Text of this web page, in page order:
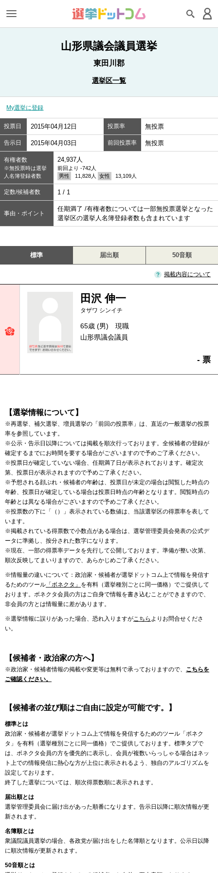
山形県議会議員選挙
東田川郡
選挙区一覧
My選挙に登録
投票日 2015年04月12日 投票率 無投票
告示日 2015年04月03日 前回投票率 無投票
有権者数
※無投票時は選挙
人名簿登録者数
24,937人
前回より -742人
男性
11,828人 女性 13,109人
定数/候補者数 1 / 1
事由・ポイント
任期満了 /有権者数については一部無投票選挙となった
選挙区の選挙人名簿登録者数も含まれています
標準 届出順 50音順
掲載内容について
田沢 伸一
タザワ シンイチ
65歳 (男)
現職
山形県議会議員
- 票
【選挙情報について】
※再選挙、補欠選挙、増員選挙の「前回の投票率」は、直近の一般選挙の投票
率を参照しています。
※公示・告示日以降については掲載を順次行っております。全候補者の登録が
確定するまでにお時間を要する場合がございますので予めご了承ください。
※投票日が確定していない場合、任期満了日が表示されております。確定次
第、投票日が表示されますので予めご了承ください。
※予想される顔ぶれ・候補者の年齢は、投票日が未定の場合は閲覧した時点の
年齢、投票日が確定している場合は投票日時点の年齢となります。閲覧時点の
年齢とは異なる場合がございますので予めご了承ください。
※投票数の下に「（）」表示されている数値は、当該選挙区の得票率を表して
います。
※掲載されている得票数で小数点がある場合は、選挙管理委員会発表の公式デ
ータに準拠し、按分された数字になります。
※現在、一部の得票率データを先行して公開しております。準備が整い次第、
順次反映してまいりますので、あらかじめご了承ください。
※情報量の違いについて：政治家・候補者が選挙ドットコム上で情報を発信す
るためのツール 「ボネクタ」 を有料（選挙種別ごとに同一価格）でご提供して
おります。ボネクタ会員の方はご自身で情報を書き込むことができますので、
非会員の方とは情報量に差があります。
※選挙情報に誤りがあった場合、恐れ入りますがこちら よりお問合せくださ
い。
【候補者・政治家の方へ】
※政治家・候補者情報の掲載や変更等は無料で承っておりますので、 こちらを
ご確認ください。
【候補者の並び順はご自由に設定が可能です。】
標準とは
政治家・候補者が選挙ドットコム上で情報を発信するためのツール「ボネク
タ」を有料（選挙種別ごとに同一価格）でご提供しております。標準タブで
は、ボネクタ会員の方を優先的に表示し、会員が複数いらっしゃる場合はネッ
ト上での情報発信に熱心な方が上位に表示されるよう、独自のアルゴリズムを
設定しております。
終了した選挙については、順次得票数順に表示されます。
届出順とは
選挙管理委員会に届け出があった順番になります。告示日以降に順次情報が更
新されます。
名簿順とは
衆議院議員選挙の場合、各政党が届け出をした名簿順となります。公示日以降
に順次情報が更新されます。
50音順とは